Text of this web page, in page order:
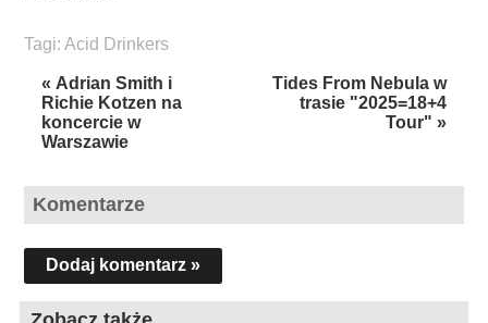
Tagi:Acid Drinkers
« Adrian Smith i
Richie Kotzen na
koncercie w
Warszawie
Tides From Nebula w
trasie "2025=18+4
Tour" »
Komentarze
Dodaj komentarz »